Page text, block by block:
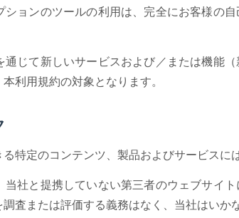
ョンのツールの利用は、完全にお客様の
通じて新しいサービスおよび／または機能
利用規約の対象となります。
特定のコンテンツ、製品およびサービスに
社と提携していない第三者のウェブサイ
査または評価する義務はなく、当社はいか